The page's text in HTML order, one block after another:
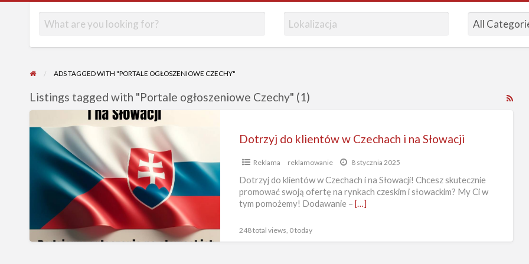
ADS TAGGED WITH "PORTALE OGŁOSZENIOWE CZECHY"
RSS
Listings tagged with "Portale ogłoszeniowe Czechy" (1)
do
klientów
Czechach
Słowacji
Dotrzyj do klientów w Czechach i na Słowacji
Reklama reklamowanie 8 stycznia 2025
Dotrzyj do klientów w Czechach i na Słowacji! Chcesz skutecznie
promować swoją ofertę na rynkach czeskim i słowackim? My Ci w
tym pomożemy! Dodawanie – […]
248 total views, 0 today